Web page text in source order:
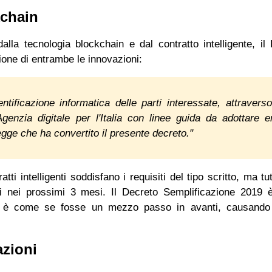
tecnologia blockchain e dal contratto intelligente, il
di entrambe le innovazioni:
informatica delle parti interessate,
digitale per l'Italia con linee guida da adottare
che ha convertito il presente decreto."
intelligenti soddisfano i requisiti del tipo scritto, ma
nei prossimi 3 mesi. Il Decreto Semplificazione 2019
è come se fosse un mezzo passo in avanti,